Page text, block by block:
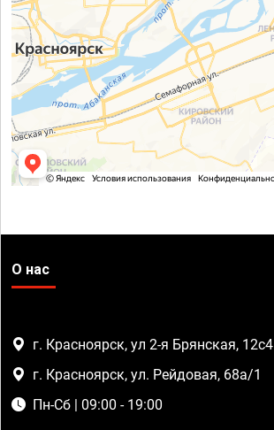
О нас
г. Красноярск, ул 2-я Брянская, 12с4
г. Красноярск, ул. Рейдовая, 68а/1
Пн-Сб | 09:00 - 19:00